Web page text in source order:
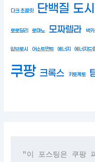
다크 초콜릿 단백질 도
로로딜리 로마노 모짜렐라 박
암브로시 어소트먼트 에너지 에너지드
쿠팡 크록스 키토케토
"이 포스팅은 쿠팡